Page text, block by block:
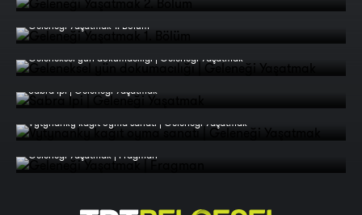
Geleneği Yaşatmak 1. Bölüm
Geleneksel yün dokumacılığı | Geleneği Yaşatmak
Sabra İpi | Geleneği Yaşatmak
Vytynanky kağıt oyma sanatı | Geleneği Yaşatmak
Geleneği Yaşatmak | Fragman